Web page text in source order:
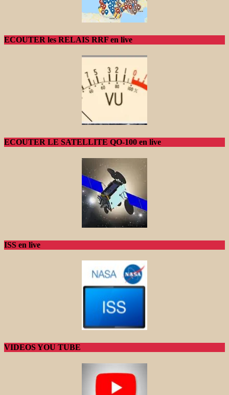
ECOUTER les RELAIS RRF en live
ECOUTER LE SATELLITE QO-100 en live
ISS en live
VIDEOS YOU TUBE